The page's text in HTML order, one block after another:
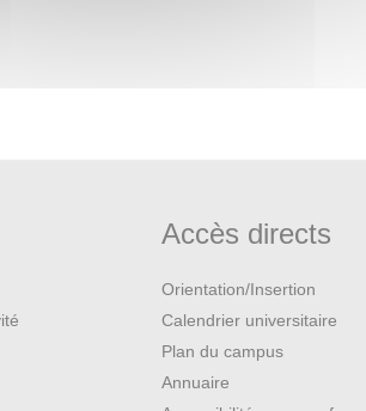
Accès directs
Orientation/Insertion
Calendrier universitaire
Plan du campus
Annuaire